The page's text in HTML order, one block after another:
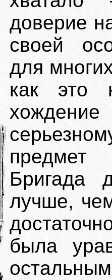
доверие
своей
для
как это
предмет
Бригада
лучше,
была